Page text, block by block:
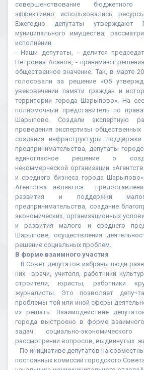
совершенствование
эффективно использовались
Ежегодно депутаты утверждают
муниципального имущества,
исполнении.
- Наши депутаты, - делится
Петровна Асанов, - принимают
общественное значение. Так, в марте
голосовали за решение «Об
увековечении памяти граждан и
территории города Шарыпово». На
полномочный представитель по
Шарыпово. Создали экспертную
проведения экспертизы
создания инфраструктуры
предпринимательства, депутаты
единогласное решение о
некоммерческой организации
и среднего бизнеса города
Агентства являются
развития и поддержки
предпринимательства, создание
экономических, организационных
и развития малого и среднего
Шарыпове, осуществления
решение социальных проблем.
В форме взаимного участия
В Совет депутатов избраны люди
них врачи, учителя, работники
строители, юристы, работники
журналисты. Это позволяет
проблемы той или иной сферы
их решать. Взаимодействие
города выстроено в форме
задач социально-
рассмотрении вопросов, выдвинутых
По инициативе депутатов на
постоянных комиссий городского